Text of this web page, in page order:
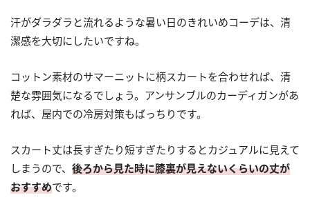
汗がダラダラと流れるような暑い日のきれいめコーデは、清
潔感を大切にしたいですね。
コットン素材のサマーニットに柄スカートを合わせれば、清
楚な雰囲気になるでしょう。アンサンブルのカーディガンがあ
れば、屋内での冷房対策もばっちりです。
スカート丈は長すぎたり短すぎたりするとカジュアルに見えて
しまうので、 後ろから見た時に膝裏が見えないくらいの丈が
おすすめです。